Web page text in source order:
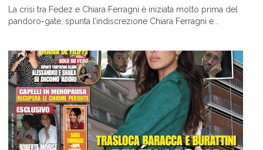
La crisi tra Fedez e Chiara Ferragni è iniziata molto prima del
pandoro-gate, spunta l’indiscrezione Chiara Ferragni e...